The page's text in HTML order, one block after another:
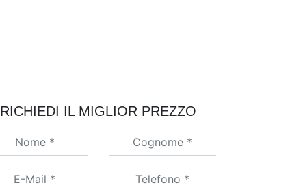
RICHIEDI IL MIGLIOR PREZZO